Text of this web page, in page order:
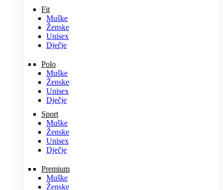
Fit
Muške
Ženske
Unisex
Dječje
Polo
Muške
Ženske
Unisex
Dječje
Sport
Muške
Ženske
Unisex
Dječje
Premium
Muške
Ženske